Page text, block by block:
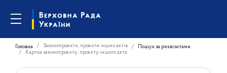
Головна Законопроєкти, проєкти інших актів
Пошук за реквізитами
Картка законопроєкту, проєкту іншого акта